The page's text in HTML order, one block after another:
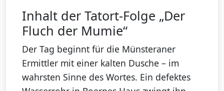
Inhalt der Tatort-Folge „Der
Fluch der Mumie“
Der Tag beginnt für die Münsteraner
Ermittler mit einer kalten Dusche – im
wahrsten Sinne des Wortes. Ein defektes